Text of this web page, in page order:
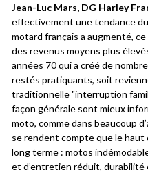
Jean-Luc Mars, DG Harley
effectivement une tendance
motard français a augmenté,
des revenus moyens plus
années 70 qui a créé de
restés pratiquants, soit
traditionnelle "interruption
façon générale sont mieux
moto, comme dans beaucoup
se rendent compte que le haut
long terme : motos
et d’entretien réduit, durabilité